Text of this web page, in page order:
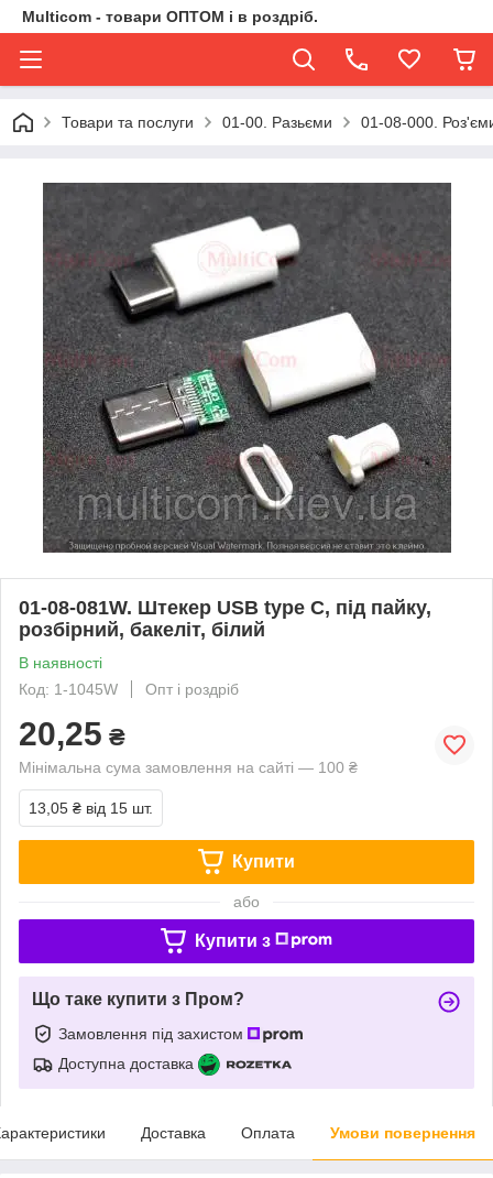
Multicom - товари ОПТОМ і в роздріб.
Товари та послуги 01-00. Разьєми 01-08-000.
01-08-081W. Штекер USB type C, під пайку,
розбірний, бакеліт, білий
В наявності
Код: 1-1045W
Опт і роздріб
20,25 ₴
Мінімальна сума замовлення на сайті — 100 ₴
13,05 ₴ від 15 шт.
Купити
або
Купити з
Що таке купити з Пром?
Замовлення під захистом
Доступна доставка
Доставка Оплата Умови повернення